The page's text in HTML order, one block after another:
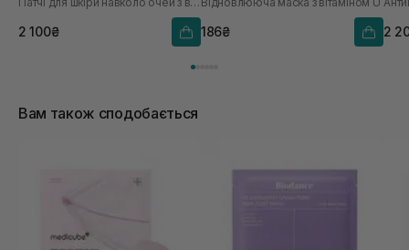
2 100₴ 186₴ 2
Вам також сподобається